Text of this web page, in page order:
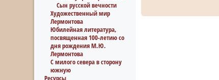
Сын русской вечности
Художественный мир
Лермонтова
Юбилейная литература,
посвященная 100-летию со
дня рождения М.Ю.
Лермонтова
С милого севера в сторону
южную
Ресурсы